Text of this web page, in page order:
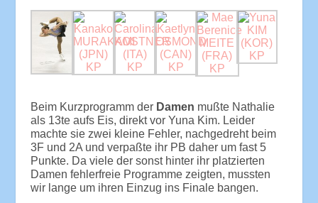
Beim Kurzprogramm der Damen mußte Nathalie
als 13te aufs Eis, direkt vor Yuna Kim. Leider
machte sie zwei kleine Fehler, nachgedreht beim
3F und 2A und verpaßte ihr PB daher um fast 5
Punkte. Da viele der sonst hinter ihr platzierten
Damen fehlerfreie Programme zeigten, mussten
wir lange um ihren Einzug ins Finale bangen.